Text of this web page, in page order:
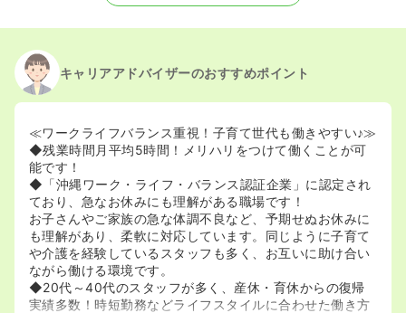
キャリアアドバイザーのおすすめポイント
≪ワークライフバランス重視！子育て世代も働きやすい♪≫
◆残業時間月平均5時間！メリハリをつけて働くことが可
能です！
◆「沖縄ワーク・ライフ・バランス認証企業」に認定され
ており、急なお休みにも理解がある職場です！
お子さんやご家族の急な体調不良など、予期せぬお休みに
も理解があり、柔軟に対応しています。同じように子育て
や介護を経験しているスタッフも多く、お互いに助け合い
ながら働ける環境です。
◆20代～40代のスタッフが多く、産休・育休からの復帰
実績多数！時短勤務などライフスタイルに合わせた働き方